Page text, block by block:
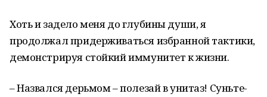
Хоть и задело меня до глубины души, я
продолжал придерживаться избранной тактики,
демонстрируя стойкий иммунитет к жизни.
– Назвался дерьмом – полезай в унитаз! Суньте-